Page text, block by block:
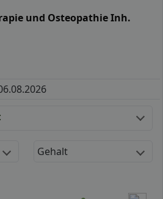
und Osteopathie Inh.
Gehalt